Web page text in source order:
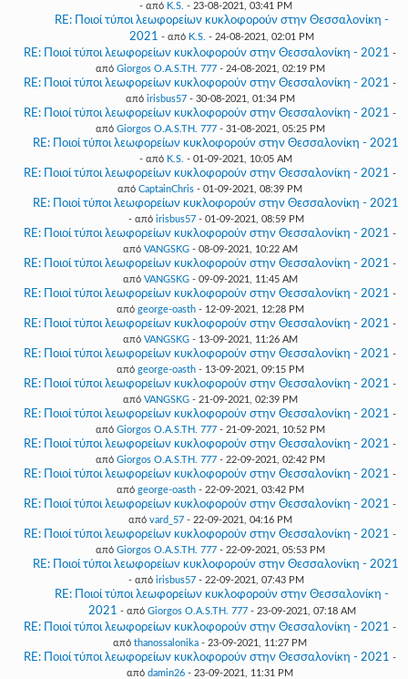
- από K.S. - 23-08-2021, 03:41 PM
RE: Ποιοί τύποι λεωφορείων κυκλοφορούν στην Θεσσαλονίκη -
2021 - από K.S. - 24-08-2021, 02:01 PM
RE: Ποιοί τύποι λεωφορείων κυκλοφορούν στην Θεσσαλονίκη - 2021 -
από Giorgos O.A.S.TH. 777- 24-08-2021, 02:19 PM
RE: Ποιοί τύποι λεωφορείων κυκλοφορούν στην Θεσσαλονίκη - 2021 -
από irisbus57- 30-08-2021, 01:34 PM
RE: Ποιοί τύποι λεωφορείων κυκλοφορούν στην Θεσσαλονίκη - 2021 -
από Giorgos O.A.S.TH. 777- 31-08-2021, 05:25 PM
RE: Ποιοί τύποι λεωφορείων κυκλοφορούν στην Θεσσαλονίκη - 2021
- από K.S. - 01-09-2021, 10:05 AM
RE: Ποιοί τύποι λεωφορείων κυκλοφορούν στην Θεσσαλονίκη - 2021 -
από CaptainChris - 01-09-2021, 08:39 PM
RE: Ποιοί τύποι λεωφορείων κυκλοφορούν στην Θεσσαλονίκη - 2021
- από irisbus57- 01-09-2021, 08:59 PM
RE: Ποιοί τύποι λεωφορείων κυκλοφορούν στην Θεσσαλονίκη - 2021 -
από VANGSKG- 08-09-2021, 10:22 AM
RE: Ποιοί τύποι λεωφορείων κυκλοφορούν στην Θεσσαλονίκη - 2021 -
από VANGSKG- 09-09-2021, 11:45 AM
RE: Ποιοί τύποι λεωφορείων κυκλοφορούν στην Θεσσαλονίκη - 2021 -
από george-oasth- 12-09-2021, 12:28 PM
RE: Ποιοί τύποι λεωφορείων κυκλοφορούν στην Θεσσαλονίκη - 2021 -
από VANGSKG- 13-09-2021, 11:26 AM
RE: Ποιοί τύποι λεωφορείων κυκλοφορούν στην Θεσσαλονίκη - 2021 -
από george-oasth- 13-09-2021, 09:15 PM
RE: Ποιοί τύποι λεωφορείων κυκλοφορούν στην Θεσσαλονίκη - 2021 -
από VANGSKG- 21-09-2021, 02:39 PM
RE: Ποιοί τύποι λεωφορείων κυκλοφορούν στην Θεσσαλονίκη - 2021 -
από Giorgos O.A.S.TH. 777- 21-09-2021, 10:52 PM
RE: Ποιοί τύποι λεωφορείων κυκλοφορούν στην Θεσσαλονίκη - 2021 -
από Giorgos O.A.S.TH. 777- 22-09-2021, 02:42 PM
RE: Ποιοί τύποι λεωφορείων κυκλοφορούν στην Θεσσαλονίκη - 2021 -
από george-oasth- 22-09-2021, 03:42 PM
RE: Ποιοί τύποι λεωφορείων κυκλοφορούν στην Θεσσαλονίκη - 2021 -
από vard_57- 22-09-2021, 04:16 PM
RE: Ποιοί τύποι λεωφορείων κυκλοφορούν στην Θεσσαλονίκη - 2021 -
από Giorgos O.A.S.TH. 777- 22-09-2021, 05:53 PM
RE: Ποιοί τύποι λεωφορείων κυκλοφορούν στην Θεσσαλονίκη - 2021
- από irisbus57- 22-09-2021, 07:43 PM
RE: Ποιοί τύποι λεωφορείων κυκλοφορούν στην Θεσσαλονίκη -
2021 - από Giorgos O.A.S.TH. 777- 23-09-2021, 07:18 AM
RE: Ποιοί τύποι λεωφορείων κυκλοφορούν στην Θεσσαλονίκη - 2021 -
από thanossalonika - 23-09-2021, 11:27 PM
RE: Ποιοί τύποι λεωφορείων κυκλοφορούν στην Θεσσαλονίκη - 2021 -
από damin26 - 23-09-2021, 11:31 PM